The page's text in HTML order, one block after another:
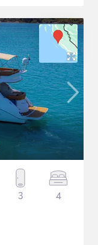
3 4